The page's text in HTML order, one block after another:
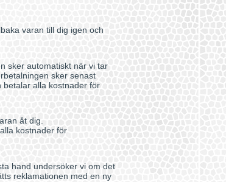
varan till dig igen och
sker automatiskt när vi tar
sker senast
betalar alla kostnader för
åt dig.
kostnader för
hand undersöker vi om det
reklamationen med en ny